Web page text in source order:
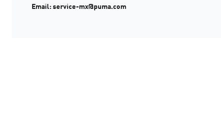
Email: service-mx@puma.com